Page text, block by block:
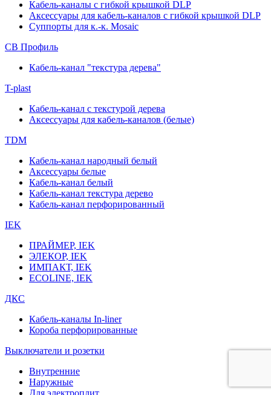
Кабель-каналы с гибкой крышкой DLP
Аксессуары для кабель-каналов с гибкой крышкой DLP
Суппорты для к.-к. Mosaic
СВ Профиль
Кабель-канал "текстура дерева"
T-plast
Кабель-канал с текстурой дерева
Аксессуары для кабель-каналов (белые)
TDM
Кабель-канал народный белый
Аксессуары белые
Кабель-канал белый
Кабель-канал текстура дерево
Кабель-канал перфорированный
IEK
ПРАЙМЕР, IEK
ЭЛЕКОР, IEK
ИМПАКТ, IEK
ECOLINE, IEK
ДКС
Кабель-каналы In-liner
Короба перфорированные
Выключатели и розетки
Внутренние
Наружные
Для электроплит